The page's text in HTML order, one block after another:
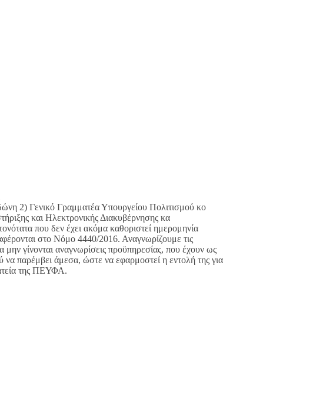
Υπουργείου Πολιτισμού κο
και Ηλεκτρονικής Διακυβέρνησης κα
που δεν έχει ακόμα καθοριστεί ημερομηνία
στο Νόμο 4440/2016. Αναγνωρίζουμε τις
γίνονται αναγνωρίσεις προϋπηρεσίας, που έχουν ως
παρέμβει άμεσα, ώστε να εφαρμοστεί η εντολή της για
της ΠΕΥΦΑ.